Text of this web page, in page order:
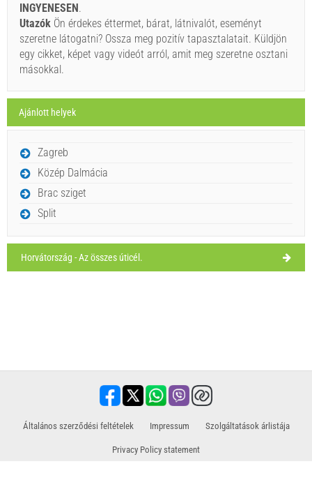
szerda,
2026. 08. 12. 28°C clear sky
csütörtök,
2026. 08. 13.
péntek,
2026. 08. 14.
MUTASSA MEG A TÉRKÉPEN.
AmarcordWorld (Étterem) Soline
Ivan Nane (Facebook page)
OLVASSON TÖBBET / SZÓLJON HOZZÁ
INGYENESEN.
Utazók Ön érdekes éttermet, bárat, látnivalót, eseményt
szeretne látogatni? Ossza meg pozitív tapasztalatait. Küldjön
egy cikket, képet vagy videót arról, amit meg szeretne osztani
másokkal.
Ajánlott helyek
Zagreb
Közép Dalmácia
Brac sziget
Split
Horvátország - Az összes úticél.
​Általános szerződési feltételek Impressum Szolgáltatások árlistája
Privacy Policy statement